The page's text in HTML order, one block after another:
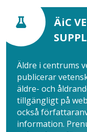
ÄiC
Äldre i centrums
publicerar
äldre- och
tillgängligt på
också
information.